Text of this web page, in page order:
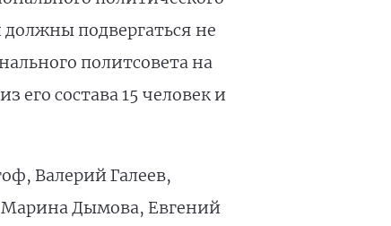
подвергаться не
политсовета на
его состава 15 человек и
Валерий Галеев,
Марина Дымова, Евгений